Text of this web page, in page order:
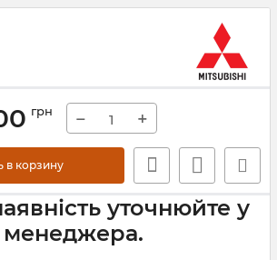
грн − +
в корзину
уточнюйте у
менеджера.